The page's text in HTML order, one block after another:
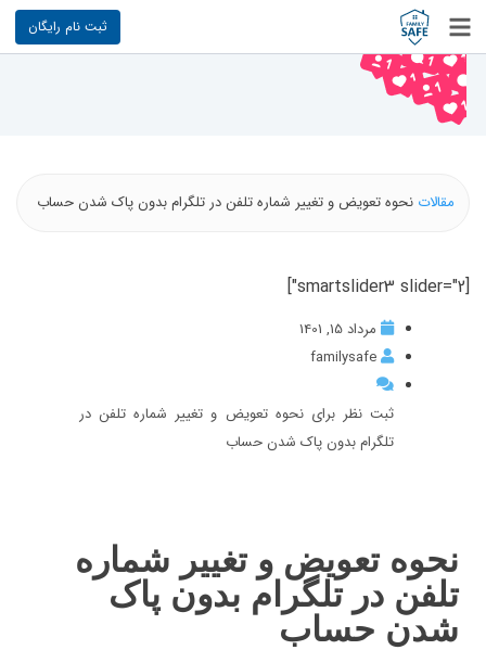
ثبت نام رایگان
مقالات نحوه تعویض و تغییر شماره تلفن در تلگرام بدون پاک شدن حساب
[smartslider3 slider="2"]
مرداد 15, 1401
familysafe
ثبت نظر برای نحوه تعویض و تغییر شماره تلفن در
تلگرام بدون پاک شدن حساب
نحوه تعویض و تغییر شماره
تلفن در تلگرام بدون پاک
شدن حساب